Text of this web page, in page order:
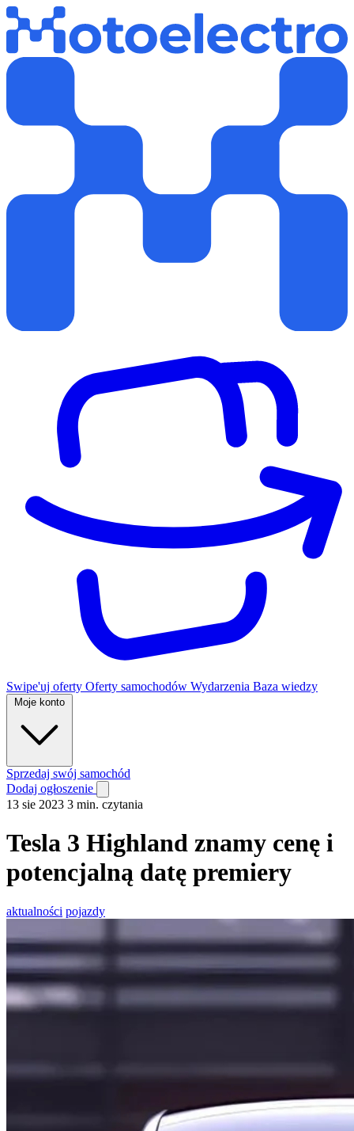
Swipe'uj oferty Oferty samochodów Wydarzenia Baza wiedzy
Moje konto
Sprzedaj swój samochód
Dodaj ogłoszenie
13 sie 2023 3 min. czytania
Tesla 3 Highland znamy cenę i
potencjalną datę premiery
aktualności pojazdy